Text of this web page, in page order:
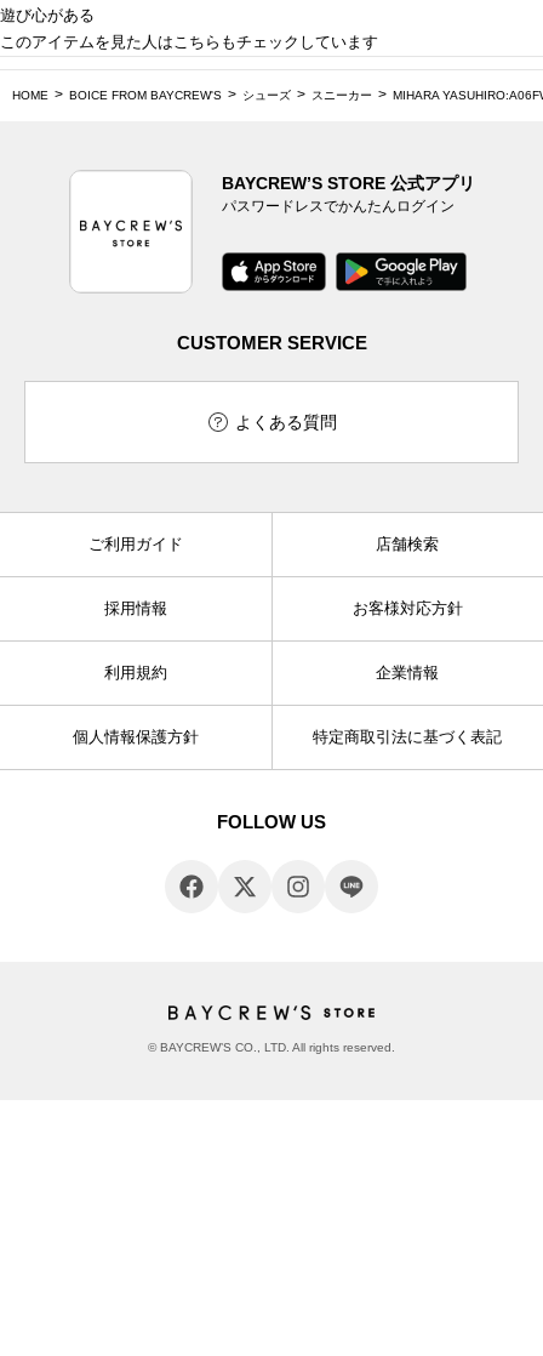
遊び心がある
このアイテムを見た人はこちらもチェックしています
HOME BOICE FROM BAYCREW'S シューズ スニーカー MIHARA
BAYCREW’S STORE 公式アプリ
パスワードレスでかんたんログイン
CUSTOMER SERVICE
よくある質問
ご利用ガイド 店舗検索
採用情報 お客様対応方針
利用規約 企業情報
個人情報保護方針 特定商取引法に基づく表記
FOLLOW US
© BAYCREW’S CO., LTD. All rights reserved.